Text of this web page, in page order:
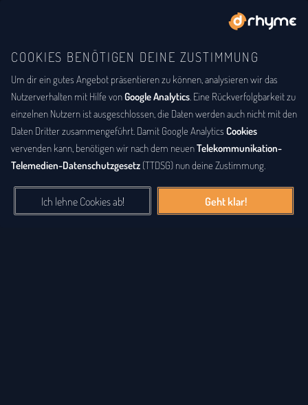
COOKIES BENÖTIGEN DEINE ZUSTIMMUNG
Um dir ein gutes Angebot präsentieren zu können, analysieren wir das
Nutzerverhalten mit Hilfe vonGoogle Analytics. Eine Rückverfolgbarkeit zu
einzelnen Nutzern ist ausgeschlossen, die Daten werden auch nicht mit den
Daten Dritter zusammengeführt. Damit Google Analytics Cookies
vervenden kann, benötigen wir nach dem neuenTelekommunikation-
Telemedien-Datenschutzgesetz (TTDSG) nun deine Zustimmung.
Ich lehne Cookies ab! Geht klar!
BUCHSTABENTAUSCH ANAGRAMM
Anagramm-Lexikon
DasAnagrammlexikonbietet eine alphabetische Auflistung aller
Wörter, zu denen Anagramme existieren. EinAnagrammist eine
Buchstabenfolge, die durch Vertauschung der Buchstaben einer
Wörter und auch ganze Sätze sein. Bei diesem Lexikon hingegen
geht es einzig um real existierende, einzelne Wörter, die durch